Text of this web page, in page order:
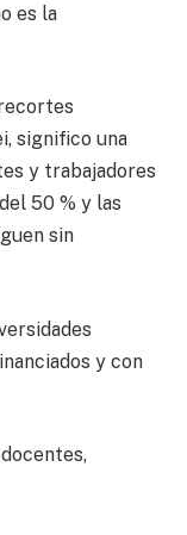
es la
significo una
y trabajadores
50 % y las
sin
y con